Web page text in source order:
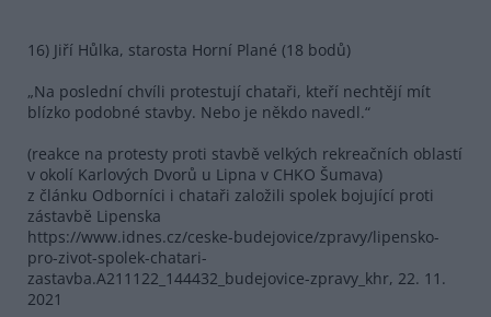
16) Jiří Hůlka, starosta Horní Plané (18 bodů)
„Na poslední chvíli protestují chataři, kteří nechtějí mít
blízko podobné stavby. Nebo je někdo navedl.“
(reakce na protesty proti stavbě velkých rekreačních oblastí
v okolí Karlových Dvorů u Lipna v CHKO Šumava)
z článku Odborníci i chataři založili spolek bojující proti
zástavbě Lipenska
https://www.idnes.cz/ceske-budejovice/zpravy/lipensko-
pro-zivot-spolek-chatari-
zastavba.A211122_144432_budejovice-zpravy_khr, 22. 11.
2021